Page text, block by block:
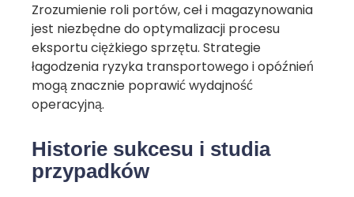
Zrozumienie roli portów, ceł i magazynowania
jest niezbędne do optymalizacji procesu
eksportu ciężkiego sprzętu. Strategie
łagodzenia ryzyka transportowego i opóźnień
mogą znacznie poprawić wydajność
operacyjną.
Historie sukcesu i studia
przypadków